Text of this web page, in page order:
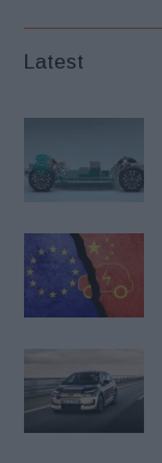
Latest